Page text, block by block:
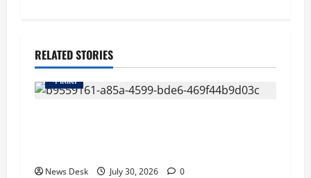
RELATED STORIES
नैनीताल
News Desk July 30, 2026
0